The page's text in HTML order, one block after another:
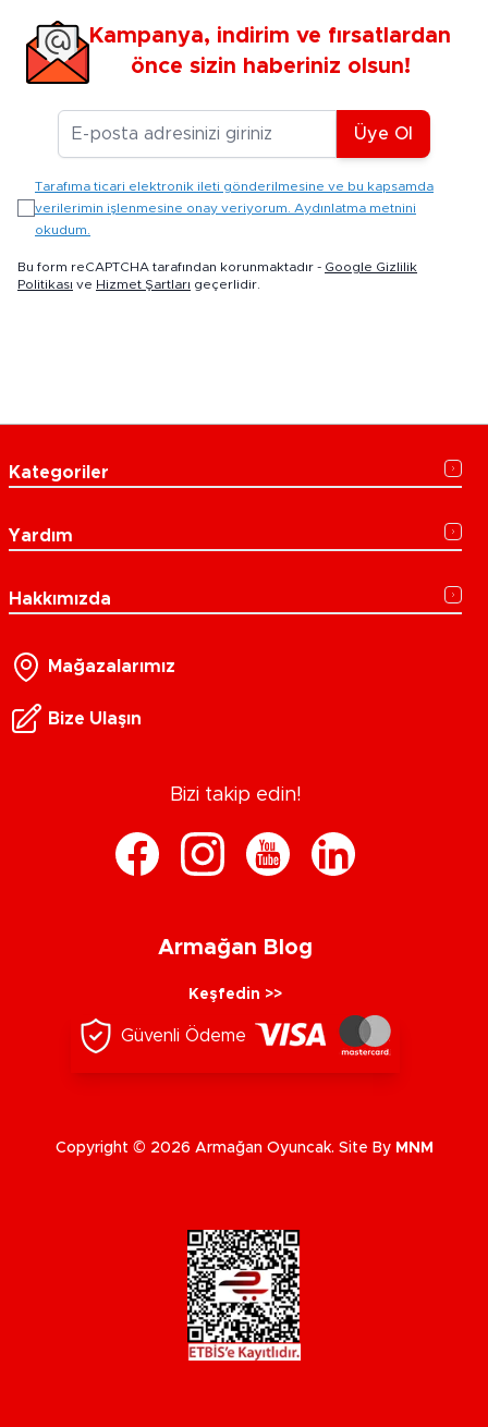
Kampanya, indirim ve fırsatlardan
önce sizin haberiniz olsun!
E-posta Adresiniz
Üye Ol
Tarafıma ticari elektronik ileti gönderilmesine ve bu kapsamda
verilerimin işlenmesine onay veriyorum. Aydınlatma metnini
okudum.
Bu form reCAPTCHA tarafından korunmaktadır - Google Gizlilik
Politikası ve Hizmet Şartları geçerlidir.
Kategoriler
Yardım
Hakkımızda
Mağazalarımız
Bize Ulaşın
Bizi takip edin!
Armağan Blog
Keşfedin >>
Güvenli Ödeme
Copyright © 2026 Armağan Oyuncak. Site By MNM